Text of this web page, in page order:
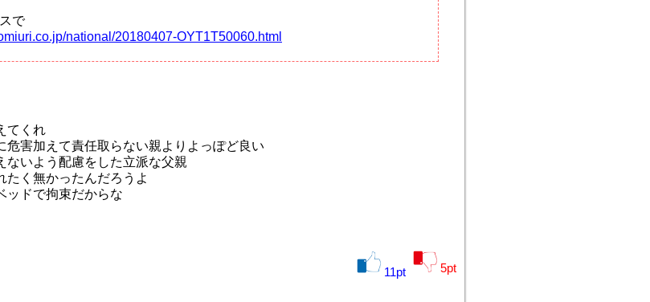
で
national/20180407-OYT1T50060.html
てくれ
危害加えて責任取らない親よりよっぽど良い
ないよう配慮をした立派な父親
たく無かったんだろうよ
ッドで拘束だからな
11pt 5pt